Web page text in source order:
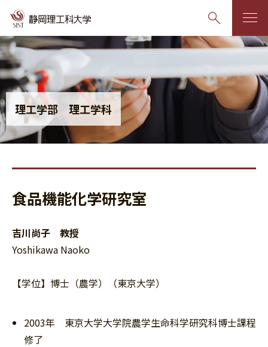
グ
ロ
ー
バ
ル
ナ
ビ
本
文
へ
ロ
ー
カ
ル
ナ
ビ
ゲ
フ
ッ
タ
ー
へ 理工学部 理工学科
食品機能化学研究室
吉川尚子 教授
Yoshikawa Naoko
【学位】博士（農学）（東京大学）
2003年 東京大学大学院農学生命科学研究科博士課程
修了